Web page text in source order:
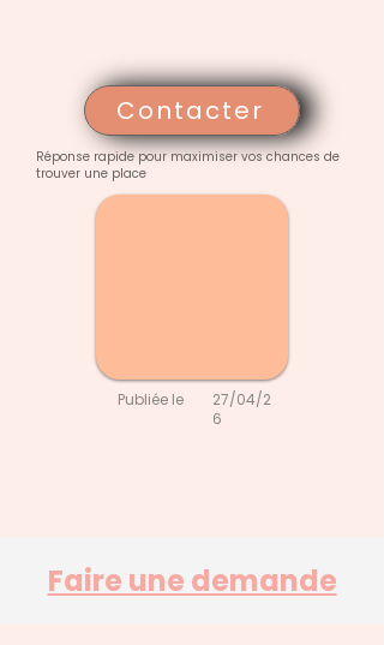
Contacter
Réponse rapide pour maximiser vos chances de
trouver une place
Publiée le
27/04/2
6
Faire une demande